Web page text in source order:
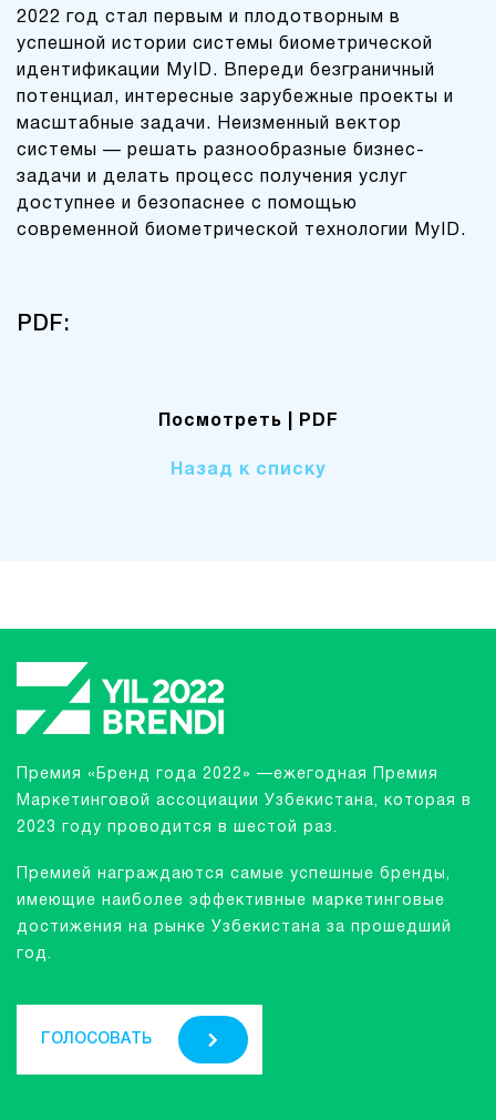
2022 год стал первым и плодотворным в
успешной истории системы биометрической
идентификации MyID. Впереди безграничный
потенциал, интересные зарубежные проекты и
масштабные задачи. Неизменный вектор
системы — решать разнообразные бизнес-
задачи и делать процесс получения услуг
доступнее и безопаснее с помощью
современной биометрической технологии MyID.
PDF:
Посмотреть | PDF
Назад к списку
Премия «Бренд года 2022» —ежегодная Премия
Маркетинговой ассоциации Узбекистана, которая в
2023 году проводится в шестой раз.
Премией награждаются самые успешные бренды,
имеющие наиболее эффективные маркетинговые
достижения на рынке Узбекистана за прошедший
год.
ГОЛОСОВАТЬ